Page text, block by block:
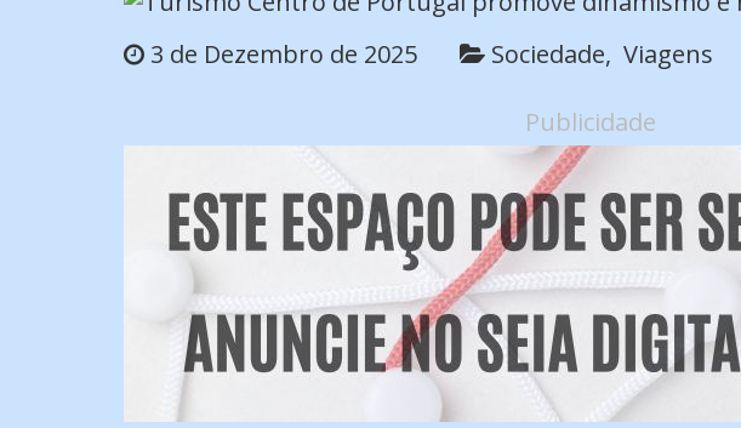
3 de Dezembro de 2025 Sociedade Viagens
Publicidade